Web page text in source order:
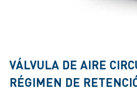
VÁLVULA DE AIRE
RÉGIMEN DE